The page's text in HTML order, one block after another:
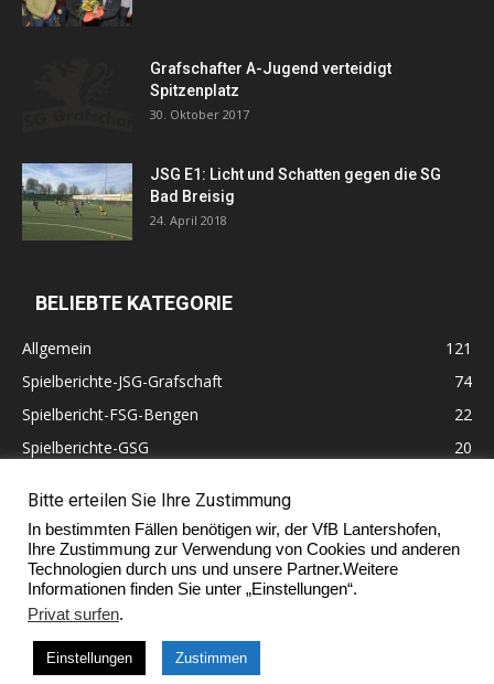
Grafschafter A-Jugend verteidigt
Spitzenplatz
30. Oktober 2017
JSG E1: Licht und Schatten gegen die SG
Bad Breisig
24. April 2018
BELIEBTE KATEGORIE
Allgemein
121
Spielberichte-JSG-Grafschaft
74
Spielbericht-FSG-Bengen
22
Spielberichte-GSG
20
60 Jahre VfB Lantershofen
Ehrenmitglieder
Impressum
Bitte erteilen Sie Ihre Zustimmung
In bestimmten Fällen benötigen wir, der VfB Lantershofen,
Ihre Zustimmung zur Verwendung von Cookies und anderen
Technologien durch uns und unsere Partner.Weitere
Informationen finden Sie unter „Einstellungen“.
Privat surfen.
Einstellungen Zustimmen